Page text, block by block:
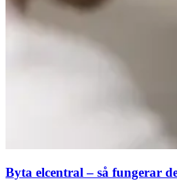
Byta elcentral – så fungerar